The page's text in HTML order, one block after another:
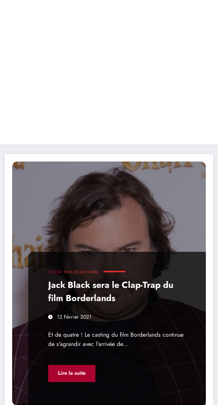
A VENIR TOUS LES JEUX VIDÉO
Jack Black sera le Clap-Trap du
film Borderlands
12 Février 2021
Et de quatre ! Le casting du film Borderlands continue
de s'agrandir avec l'arrivée de…
Lire la suite